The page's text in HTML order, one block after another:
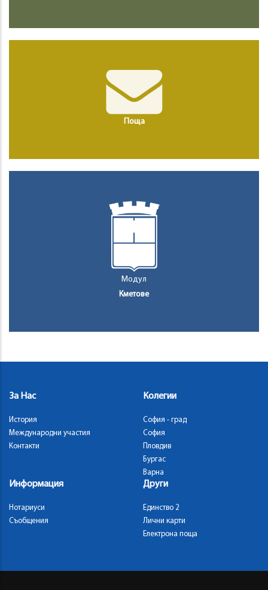
Поща
Модул
Кметове
За Нас
История
Международни участия
Контакти
Колегии
София - град
София
Пловдив
Бургас
Варна
Информация
Нотариуси
Съобщения
Други
Единство 2
Лични карти
Електрона поща